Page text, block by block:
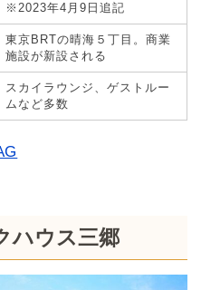
※2023年4月9日追記
東京BRTの晴海５丁目。商業
施設が新設される
スカイラウンジ、ゲストルー
ムなど多数
ハウス三郷